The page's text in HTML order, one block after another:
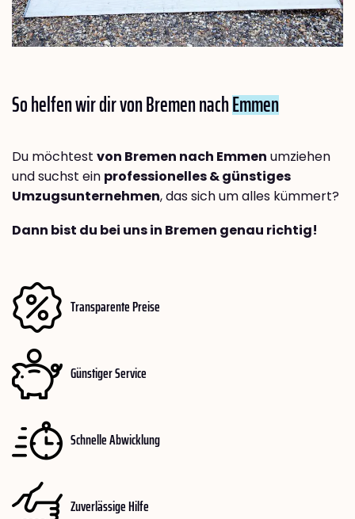
So helfen wir dir von Bremen nachEmmen
Du möchtest von Bremen nach Emmen umziehen
und suchst ein professionelles & günstiges
Umzugsunternehmen, das sich um alles kümmert?
Dann bist du bei uns in Bremen genau richtig!
Transparente Preise
Günstiger Service
Schnelle Abwicklung
Zuverlässige Hilfe